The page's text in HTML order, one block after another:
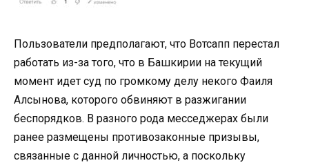
Пользователи предполагают, что Вотсапп перестал
работать из-за того, что в Башкирии на текущий
момент идет суд по громкому делу некого Фаиля
Алсынова, которого обвиняют в разжигании
беспорядков. В разного рода месседжерах были
ранее размещены противозаконные призывы,
связанные с данной личностью, а поскольку